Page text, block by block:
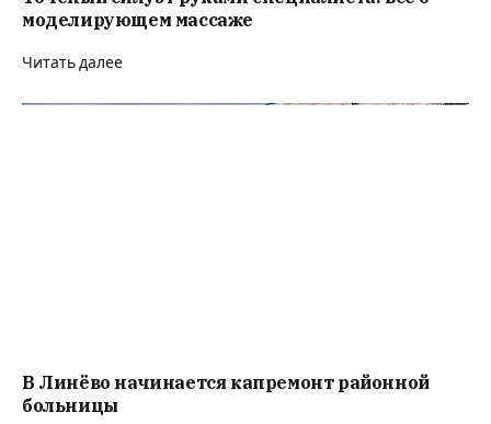
моделирующем массаже
Читать далее
В Линёво начинается капремонт районной
больницы